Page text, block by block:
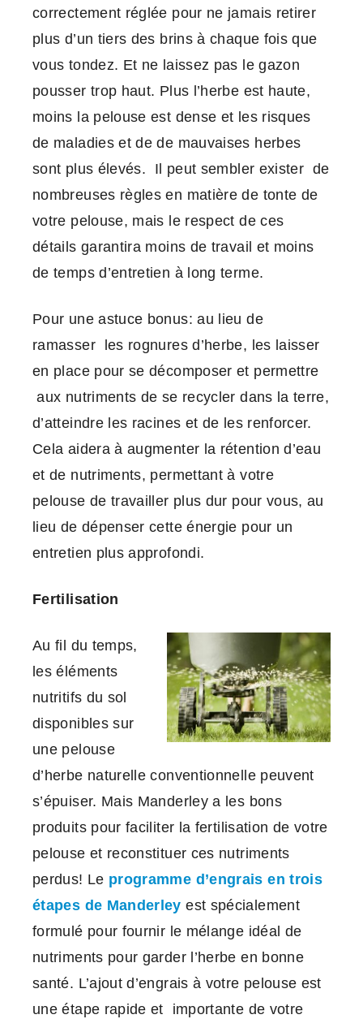
correctement réglée pour ne jamais retirer
plus d’un tiers des brins à chaque fois que
vous tondez. Et ne laissez pas le gazon
pousser trop haut. Plus l’herbe est haute,
moins la pelouse est dense et les risques
de maladies et de de mauvaises herbes
sont plus élevés. Il peut sembler exister de
nombreuses règles en matière de tonte de
votre pelouse, mais le respect de ces
détails garantira moins de travail et moins
de temps d’entretien à long terme.
Pour une astuce bonus: au lieu de
ramasser les rognures d’herbe, les laisser
en place pour se décomposer et permettre
aux nutriments de se recycler dans la terre,
d’atteindre les racines et de les renforcer.
Cela aidera à augmenter la rétention d’eau
et de nutriments, permettant à votre
pelouse de travailler plus dur pour vous, au
lieu de dépenser cette énergie pour un
entretien plus approfondi.
Fertilisation
Au fil du temps,
les éléments
nutritifs du sol
disponibles sur
une pelouse
d’herbe naturelle conventionnelle peuvent
s’épuiser. Mais Manderley a les bons
produits pour faciliter la fertilisation de votre
pelouse et reconstituer ces nutriments
perdus! Le programme d’engrais en trois
étapes de Manderley est spécialement
formulé pour fournir le mélange idéal de
nutriments pour garder l’herbe en bonne
santé. L’ajout d’engrais à votre pelouse est
une étape rapide et importante de votre